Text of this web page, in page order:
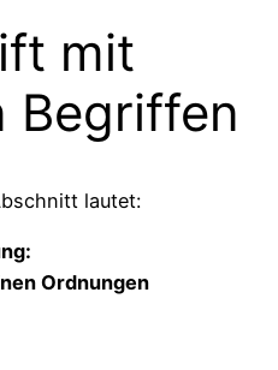
mit
Begriffen
lautet:
Ordnungen